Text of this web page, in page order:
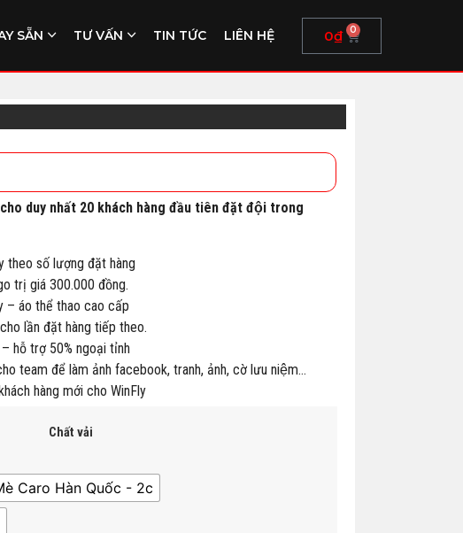
SẴN TƯ VẤN TIN TỨC LIÊN HỆ 0₫ 0
duy nhất 20 khách hàng đầu tiên đặt đội trong
theo số lượng đặt hàng
trị giá 300.000 đồng.
– áo thể thao cao cấp
lần đặt hàng tiếp theo.
hỗ trợ 50% ngoại tỉnh
team để làm ảnh facebook, tranh, ảnh, cờ lưu niệm…
hàng mới cho WinFly
Chất vải
Caro Hàn Quốc - 2c